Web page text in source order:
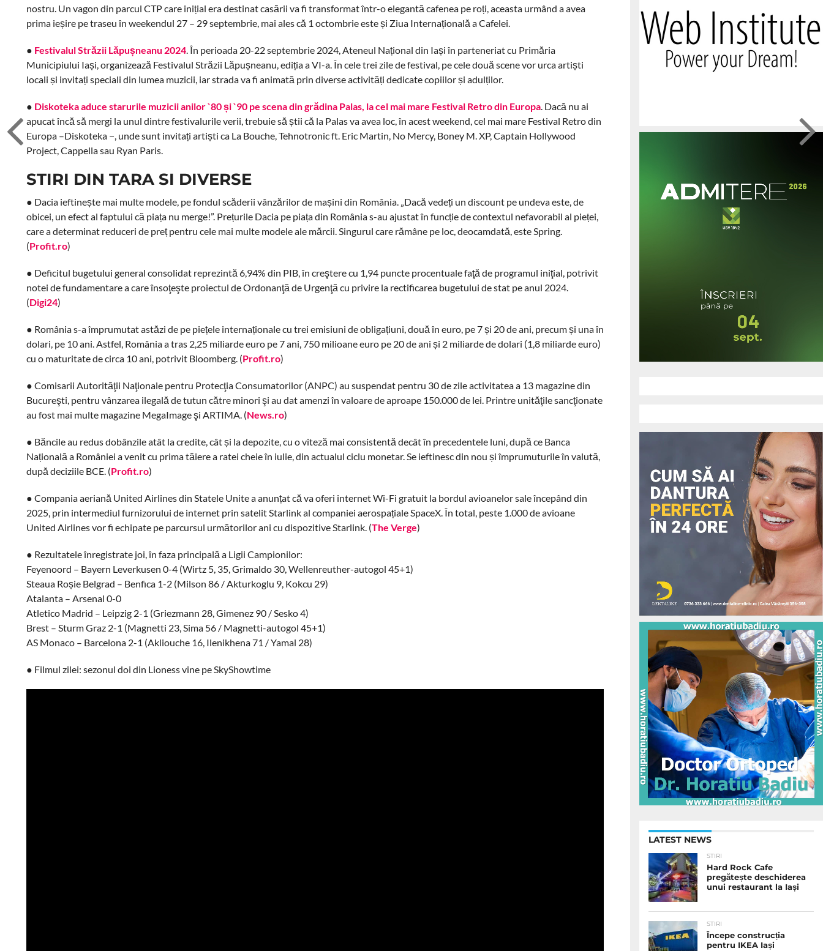
nostru. Un vagon din parcul CTP care inițial era destinat casării va fi transformat într-o elegantă cafenea pe roți, aceasta urmând a avea
prima ieșire pe traseu în weekendul 27 – 29 septembrie, mai ales că 1 octombrie este și Ziua Internațională a Cafelei.
● Festivalul Străzii Lăpușneanu 2024. În perioada 20-22 septembrie 2024, Ateneul Național din Iași în parteneriat cu Primăria
Municipiului Iași, organizează Festivalul Străzii Lăpușneanu, ediția a VI-a. În cele trei zile de festival, pe cele două scene vor urca artiști
locali și invitați speciali din lumea muzicii, iar strada va fi animată prin diverse activități dedicate copiilor și adulților.
● Diskoteka aduce starurile muzicii anilor `80 și `90 pe scena din grădina Palas, la cel mai mare Festival Retro din Europa. Dacă nu ai
apucat încă să mergi la unul dintre festivalurile verii, trebuie să știi că la Palas va avea loc, în acest weekend, cel mai mare Festival Retro din
Europa –Diskoteka −, unde sunt invitați artiști ca La Bouche, Tehnotronic ft. Eric Martin, No Mercy, Boney M. XP, Captain Hollywood
Project, Cappella sau Ryan Paris.
STIRI DIN TARA SI DIVERSE
● Dacia ieftinește mai multe modele, pe fondul scăderii vânzărilor de mașini din România. „Dacă vedeți un discount pe undeva este, de
obicei, un efect al faptului că piața nu merge!”. Prețurile Dacia pe piața din România s-au ajustat în funcție de contextul nefavorabil al pieței,
care a determinat reduceri de preț pentru cele mai multe modele ale mărcii. Singurul care rămâne pe loc, deocamdată, este Spring.
(Profit.ro)
● Deficitul bugetului general consolidat reprezintă 6,94% din PIB, în creştere cu 1,94 puncte procentuale faţă de programul iniţial, potrivit
notei de fundamentare a care însoţeşte proiectul de Ordonanţă de Urgenţă cu privire la rectificarea bugetului de stat pe anul 2024.
(Digi24)
● România s-a împrumutat astăzi de pe piețele internaționale cu trei emisiuni de obligațiuni, două în euro, pe 7 și 20 de ani, precum și una în
dolari, pe 10 ani. Astfel, România a tras 2,25 miliarde euro pe 7 ani, 750 milioane euro pe 20 de ani și 2 miliarde de dolari (1,8 miliarde euro)
cu o maturitate de circa 10 ani, potrivit Bloomberg. (Profit.ro)
● Comisarii Autorităţii Naţionale pentru Protecţia Consumatorilor (ANPC) au suspendat pentru 30 de zile activitatea a 13 magazine din
Bucureşti, pentru vânzarea ilegală de tutun către minori şi au dat amenzi în valoare de aproape 150.000 de lei. Printre unităţile sancţionate
au fost mai multe magazine MegaImage şi ARTIMA. (News.ro)
● Băncile au redus dobânzile atât la credite, cât și la depozite, cu o viteză mai consistentă decât în precedentele luni, după ce Banca
Națională a României a venit cu prima tăiere a ratei cheie în iulie, din actualul ciclu monetar. Se ieftinesc din nou și împrumuturile în valută,
după deciziile BCE. (Profit.ro)
● Compania aeriană United Airlines din Statele Unite a anunțat că va oferi internet Wi-Fi gratuit la bordul avioanelor sale începând din
2025, prin intermediul furnizorului de internet prin satelit Starlink al companiei aerospațiale SpaceX. În total, peste 1.000 de avioane
United Airlines vor fi echipate pe parcursul următorilor ani cu dispozitive Starlink. (The Verge)
● Rezultatele înregistrate joi, în faza principală a Ligii Campionilor:
Feyenoord – Bayern Leverkusen 0-4 (Wirtz 5, 35, Grimaldo 30, Wellenreuther-autogol 45+1)
Steaua Roșie Belgrad – Benfica 1-2 (Milson 86 / Akturkoglu 9, Kokcu 29)
Atalanta – Arsenal 0-0
Atletico Madrid – Leipzig 2-1 (Griezmann 28, Gimenez 90 / Sesko 4)
Brest – Sturm Graz 2-1 (Magnetti 23, Sima 56 / Magnetti-autogol 45+1)
AS Monaco – Barcelona 2-1 (Akliouche 16, Ilenikhena 71 / Yamal 28)
● Filmul zilei: sezonul doi din Lioness vine pe SkyShowtime
LATEST NEWS
STIRI
Hard Rock Cafe
pregătește deschiderea
unui restaurant la Iași
STIRI
Începe construcția
pentru IKEA Iași